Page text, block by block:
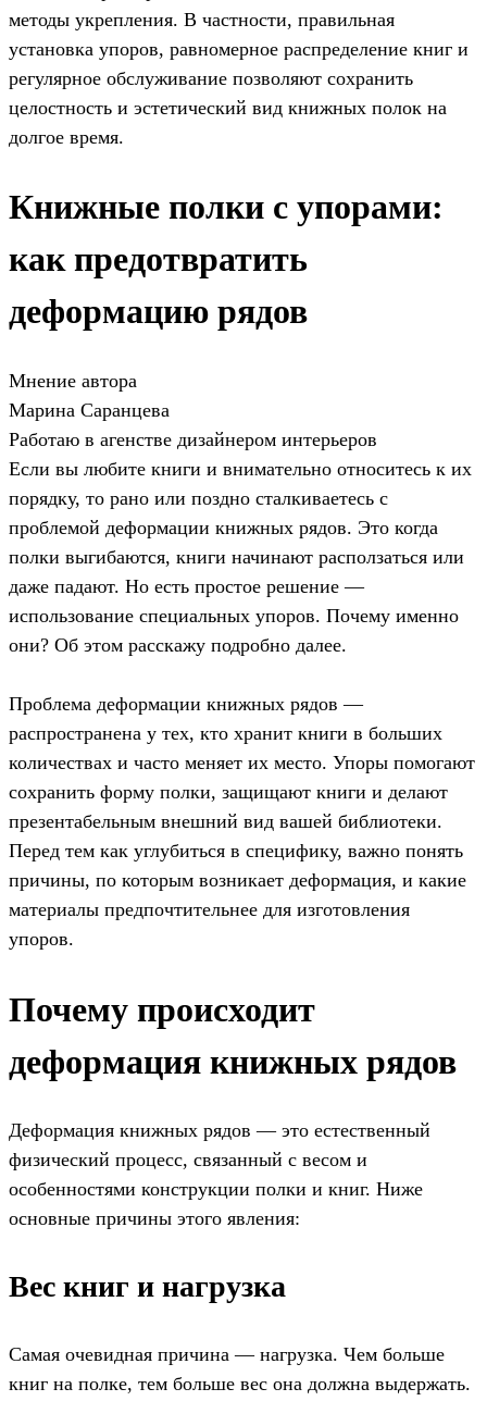
методы укрепления. В частности, правильная
установка упоров, равномерное распределение книг и
регулярное обслуживание позволяют сохранить
целостность и эстетический вид книжных полок на
долгое время.
Книжные полки с упорами:
как предотвратить
деформацию рядов
Мнение автора
Марина Саранцева
Работаю в агенстве дизайнером интерьеров
Если вы любите книги и внимательно относитесь к их
порядку, то рано или поздно сталкиваетесь с
проблемой деформации книжных рядов. Это когда
полки выгибаются, книги начинают расползаться или
даже падают. Но есть простое решение —
использование специальных упоров. Почему именно
они? Об этом расскажу подробно далее.
Проблема деформации книжных рядов —
распространена у тех, кто хранит книги в больших
количествах и часто меняет их место. Упоры помогают
сохранить форму полки, защищают книги и делают
презентабельным внешний вид вашей библиотеки.
Перед тем как углубиться в специфику, важно понять
причины, по которым возникает деформация, и какие
материалы предпочтительнее для изготовления
упоров.
Почему происходит
деформация книжных рядов
Деформация книжных рядов — это естественный
физический процесс, связанный с весом и
особенностями конструкции полки и книг. Ниже
основные причины этого явления:
Вес книг и нагрузка
Самая очевидная причина — нагрузка. Чем больше
книг на полке, тем больше вес она должна выдержать.